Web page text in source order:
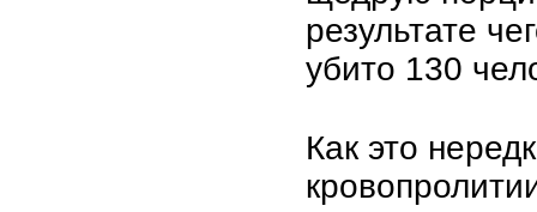
результате
убито 130
Как это